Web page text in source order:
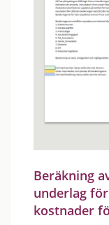
Beräkning
underlag
kostnader